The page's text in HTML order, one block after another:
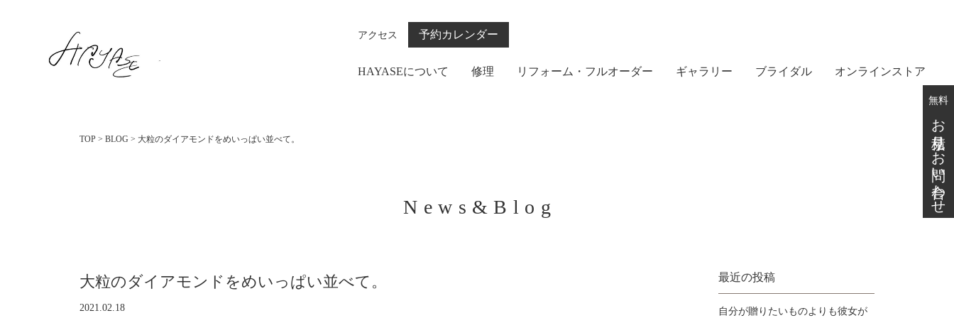
アクセス 予約カレンダー
HAYASEについて 修理 リフォーム・フルオーダー ギャラリー ブライダル オンラインストア
TOP > BLOG > 大粒のダイアモンドをめいっぱい並べて。
News&Blog
大粒のダイアモンドをめいっぱい並べて。
2021.02.18
最近の投稿
自分が贈りたいものよりも彼女が
無料
お見積り・お問い合わせ